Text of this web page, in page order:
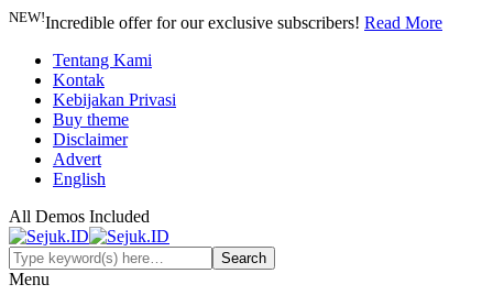
NEW!Incredible offer for our exclusive subscribers! Read More
Tentang Kami
Kontak
Kebijakan Privasi
Buy theme
Disclaimer
Advert
English
All Demos Included
Menu